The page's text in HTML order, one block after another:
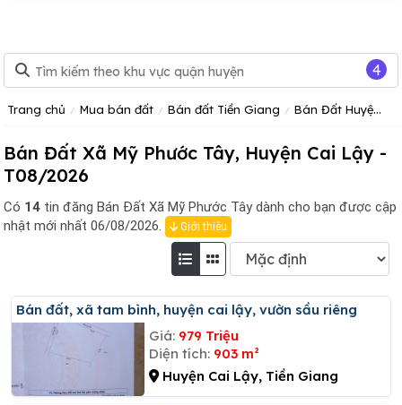
Trang chủ Mua bán đất Bán đất Tiền Giang Bán Đất Huyện Cai Lậy
Bán Đất Xã Mỹ Phước Tây, Huyện Cai Lậy -
T08/2026
Có 14 tin đăng Bán Đất Xã Mỹ Phước Tây dành cho bạn được cập
nhật mới nhất 06/08/2026.
Giới thiệu
Bán đất, xã tam bình, huyện cai lậy, vườn sầu riêng
Giá: 979 Triệu
Diện tích: 903 m²
Huyện Cai Lậy, Tiền Giang
4